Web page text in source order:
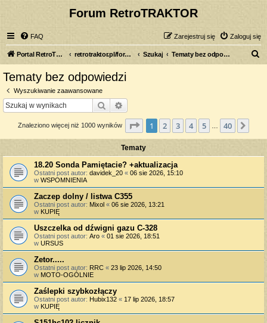
Forum RetroTRAKTOR
FAQ Zaloguj się
Zarejestruj się
Portal RetroTRAKTOR.pl retrotraktor.pl/forum Szukaj Tematy bez odpowiedzi
Tematy bez odpowiedzi
Wyszukiwanie zaawansowane
Szukaj
Znaleziono więcej niż 1000 wyników Strona z40
1 2 3 4 5 40
Tematy
18.20 Sonda Pamiętacie? +aktualizacja
Ostatni post autor: davidek_20 « 06 sie 2026, 15:10
w WSPOMNIENIA
Zaczep dolny / listwa C355
Ostatni post autor: Mixol « 06 sie 2026, 13:21
w KUPIĘ
Uszczelka od dźwigni gazu C-328
Ostatni post autor: Aro « 01 sie 2026, 18:51
w URSUS
Zetor.....
Ostatni post autor: RRC « 23 lip 2026, 14:50
w MOTO-OGÓLNIE
Zaślepki szybkozłączy
Ostatni post autor: Hubix132 « 17 lip 2026, 18:57
w KUPIĘ